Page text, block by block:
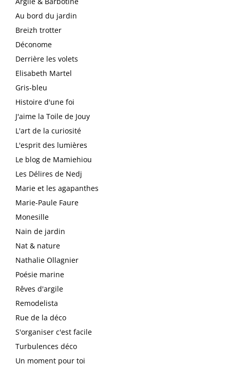
Au bord du jardin
Breizh trotter
Déconome
Derrière les volets
Elisabeth Martel
Gris-bleu
Histoire d'une foi
J'aime la Toile de Jouy
L'art de la curiosité
L'esprit des lumières
Le blog de Mamiehiou
Les Délires de Nedj
Marie et les agapanthes
Marie-Paule Faure
Monesille
Nain de jardin
Nat & nature
Nathalie Ollagnier
Poésie marine
Rêves d'argile
Remodelista
Rue de la déco
S'organiser c'est facile
Turbulences déco
Un moment pour toi